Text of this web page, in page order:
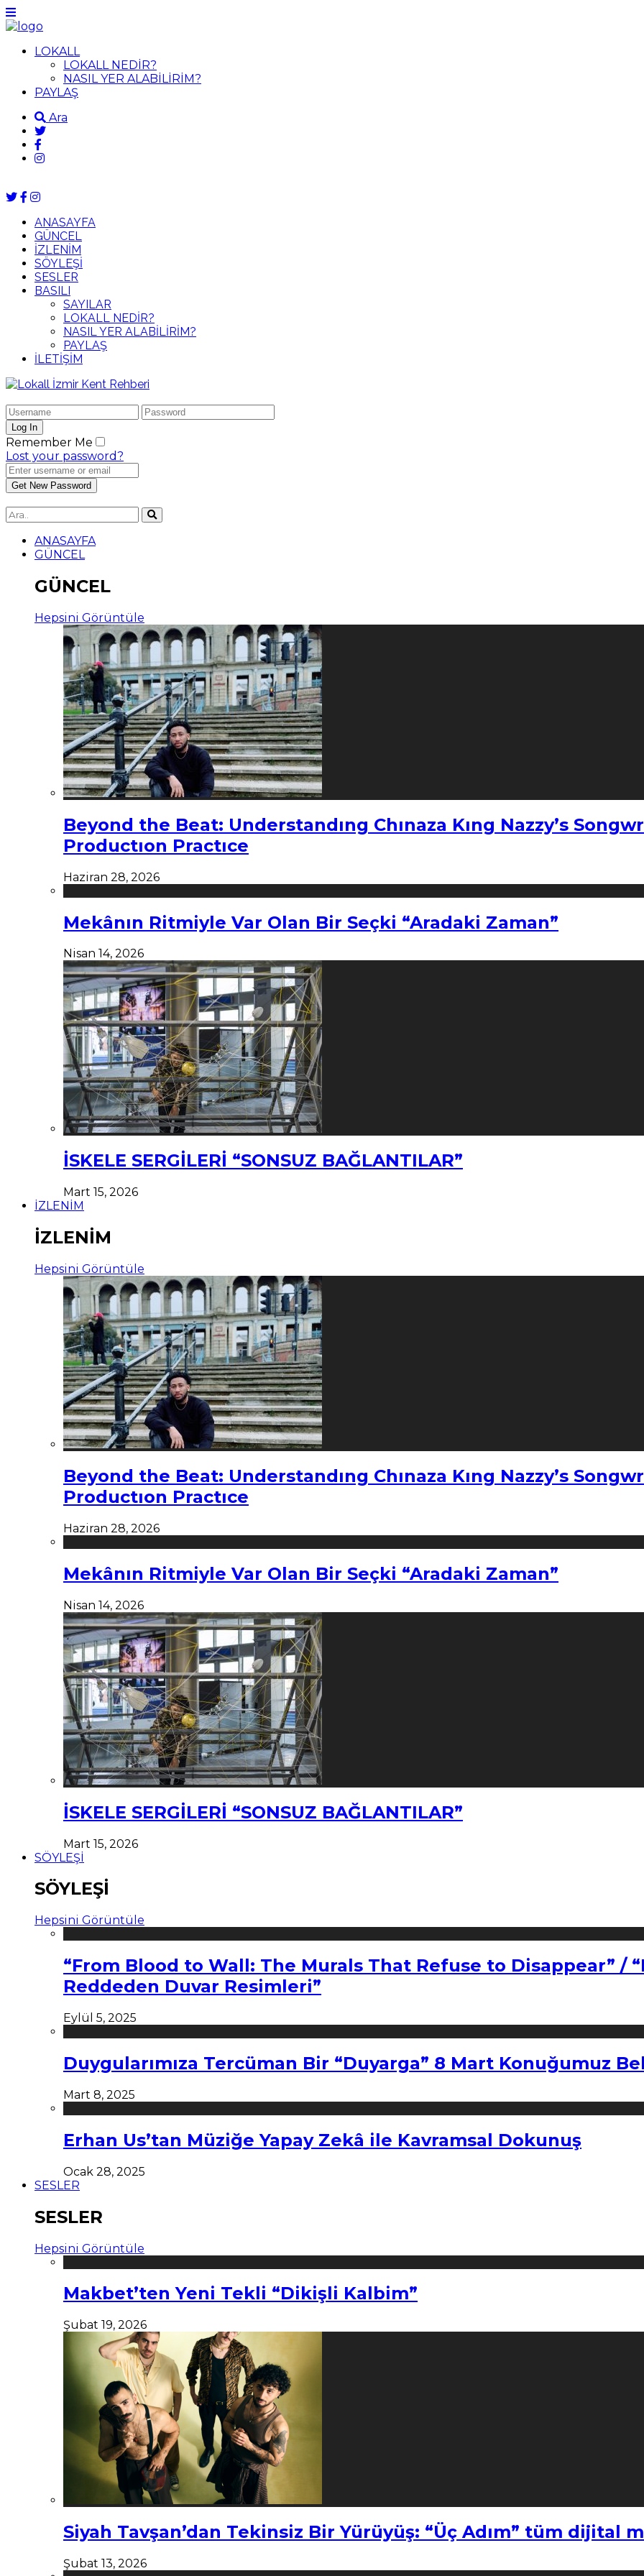
LOKALL
LOKALL NEDİR?
NASIL YER ALABİLİRİM?
PAYLAŞ
Ara
ANASAYFA
GÜNCEL
İZLENİM
SÖYLEŞİ
SESLER
BASILI
SAYILAR
LOKALL NEDİR?
NASIL YER ALABİLİRİM?
PAYLAŞ
İLETİŞİM
Remember Me
Lost your password?
ANASAYFA
GÜNCEL
GÜNCEL
Hepsini Görüntüle
Beyond the Beat: Understandıng Chınaza Kıng Nazzy’s
Productıon Practıce
Haziran 28, 2026
Mekânın Ritmiyle Var Olan Bir Seçki “Aradaki Zaman”
Nisan 14, 2026
İSKELE SERGİLERİ “SONSUZ BAĞLANTILAR”
Mart 15, 2026
İZLENİM
İZLENİM
Hepsini Görüntüle
Beyond the Beat: Understandıng Chınaza Kıng Nazzy’s
Productıon Practıce
Haziran 28, 2026
Mekânın Ritmiyle Var Olan Bir Seçki “Aradaki Zaman”
Nisan 14, 2026
İSKELE SERGİLERİ “SONSUZ BAĞLANTILAR”
Mart 15, 2026
SÖYLEŞİ
SÖYLEŞİ
Hepsini Görüntüle
“From Blood to Wall: The Murals That Refuse to Disappear” /
Reddeden Duvar Resimleri”
Eylül 5, 2025
Duygularımıza Tercüman Bir “Duyarga” 8 Mart Konuğumuz
Mart 8, 2025
Erhan Us’tan Müziğe Yapay Zekâ ile Kavramsal Dokunuş
Ocak 28, 2025
SESLER
SESLER
Hepsini Görüntüle
Makbet’ten Yeni Tekli “Dikişli Kalbim”
Şubat 19, 2026
Siyah Tavşan’dan Tekinsiz Bir Yürüyüş: “Üç Adım” tüm dijital
Şubat 13, 2026